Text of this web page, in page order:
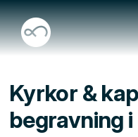
Kyrkor &
begravning